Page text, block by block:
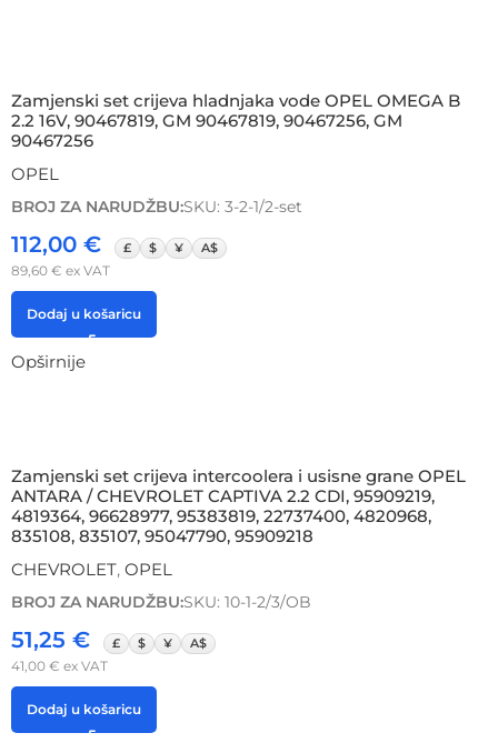
Zamjenski set crijeva hladnjaka vode OPEL OMEGA B
2.2 16V, 90467819, GM 90467819, 90467256, GM
90467256
OPEL
BROJ ZA NARUDŽBU:SKU: 3-2-1/2-set
112,00 € £ $ ¥ A$
89,60 € ex VAT
Dodaj u košaricu
Opširnije
Zamjenski set crijeva intercoolera i usisne grane OPEL
ANTARA / CHEVROLET CAPTIVA 2.2 CDI, 95909219,
4819364, 96628977, 95383819, 22737400, 4820968,
835108, 835107, 95047790, 95909218
CHEVROLET, OPEL
BROJ ZA NARUDŽBU:SKU: 10-1-2/3/OB
51,25 € £ $ ¥ A$
41,00 € ex VAT
Dodaj u košaricu